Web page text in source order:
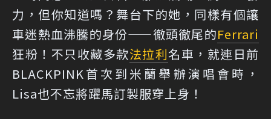
力，但你知道嗎？舞台下的她，同樣有個讓
車迷熱血沸騰的身份——徹頭徹尾的Ferrari
狂粉！不只收藏多款法拉利名車，就連日前
BLACKPINK首次到米蘭舉辦演唱會時，
Lisa也不忘將躍馬訂製服穿上身！